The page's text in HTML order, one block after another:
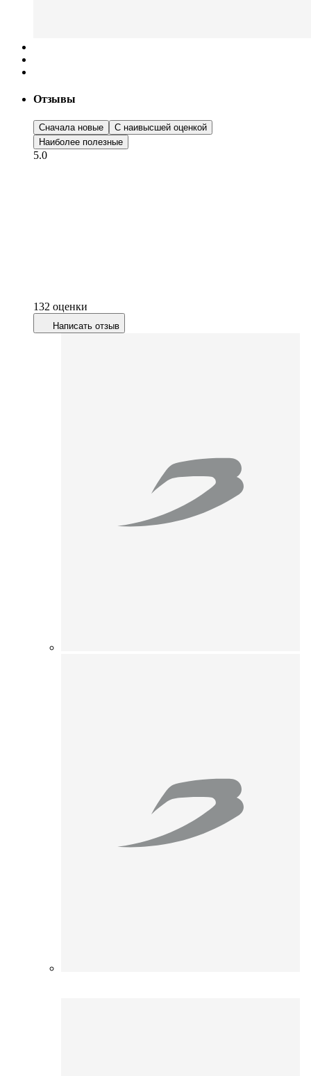
Отзывы
Сначала новые
С наивысшей оценкой
Наиболее полезные
5.0
132 оценки
Написать отзыв